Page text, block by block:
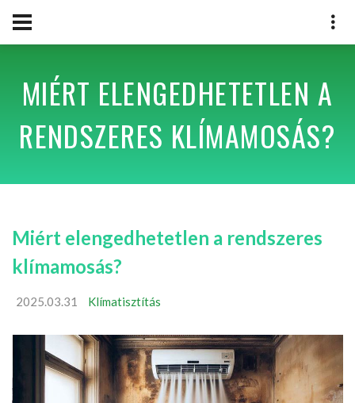
MIÉRT ELENGEDHETETLEN A
RENDSZERES KLÍMAMOSÁS?
Miért elengedhetetlen a rendszeres
klímamosás?
2025.03.31 Klímatisztítás